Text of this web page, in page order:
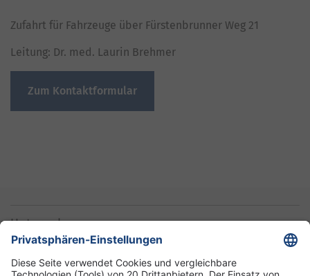
Zufahrt für Fahrzeuge über Fürstenbrunner Weg 21
Leitung: Dr. med. Laurin Brehmer
Zum Kontaktformular
Unternehmen
Informationen